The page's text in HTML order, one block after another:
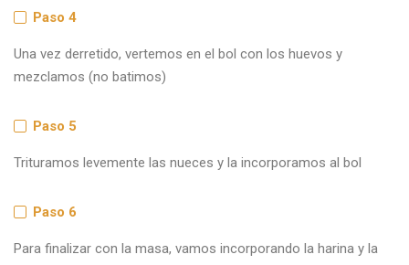
Paso 4
Una vez derretido, vertemos en el bol con los huevos y
mezclamos (no batimos)
Paso 5
Trituramos levemente las nueces y la incorporamos al bol
Paso 6
Para finalizar con la masa, vamos incorporando la harina y la